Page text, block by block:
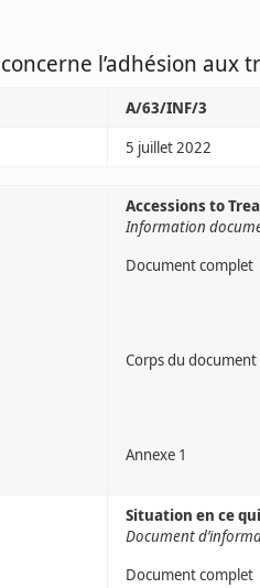
l’adhésion
A/63/INF/3
5 juillet 2022
Accessions to
Information
Document complet
Corps du document
Annexe 1
Situation en ce
Document
Document complet